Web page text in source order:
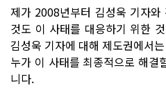
제가 2008년부터 김성욱 기자
것도 이 사태를 대응하기 위한
김성욱 기자에 대해 제도권에서
누가 이 사태를 최종적으로 해결
니다.